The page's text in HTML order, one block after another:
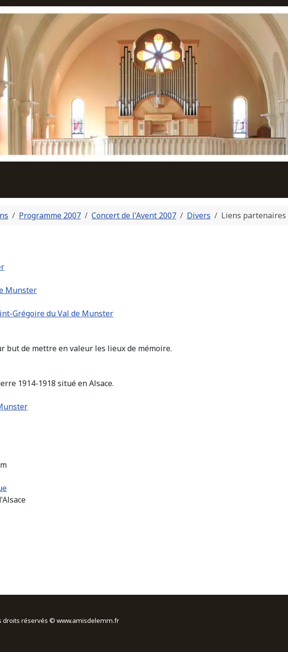
Programme 2007 Concert de l'Avent 2007 Divers Liens partenaires
Munster
Grégoire du Val de Munster
de mettre en valeur les lieux de mémoire.
1914-1918 situé en Alsace.
droits réservés © www.amisdelemm.fr